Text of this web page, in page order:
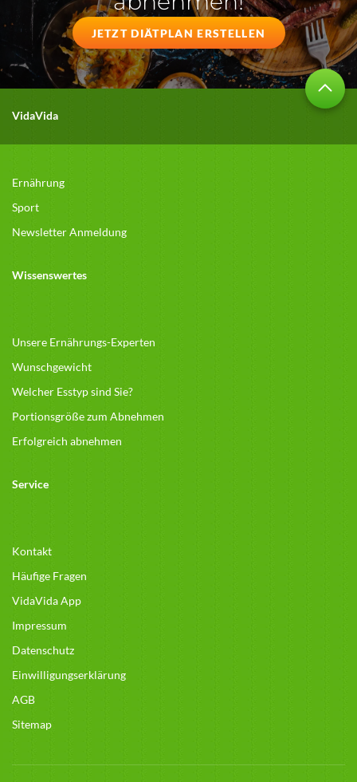
JETZT DIÄTPLAN ERSTELLEN
VidaVida
Ernährung
Sport
Newsletter Anmeldung
Wissenswertes
Unsere Ernährungs-Experten
Wunschgewicht
Welcher Esstyp sind Sie?
Portionsgröße zum Abnehmen
Erfolgreich abnehmen
Service
Kontakt
Häufige Fragen
VidaVida App
Impressum
Datenschutz
Einwilligungserklärung
AGB
Sitemap